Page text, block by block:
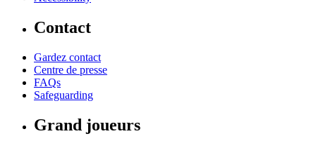
Contact
Gardez contact
Centre de presse
FAQs
Safeguarding
Grand joueurs